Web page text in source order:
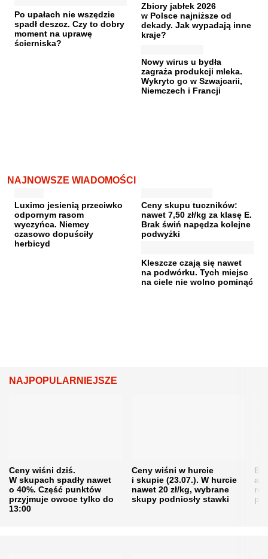
Po upałach nie wszędzie
spadł deszcz. Czy to dobry
moment na uprawę
ścierniska?
Zbiory jabłek 2026
w Polsce najniższe od
dekady. Jak wypadają inne
kraje?
Nowy wirus u bydła
zagraża produkcji mleka.
Wykryto go w Szwajcarii,
Niemczech i Francji
NAJNOWSZE WIADOMOŚCI
Luximo jesienią przeciwko
odpornym rasom
wyczyńca. Niemcy
czasowo dopuściły
herbicyd
Ceny skupu tuczników:
nawet 7,50 zł/kg za klasę E.
Brak świń napędza kolejne
podwyżki
Kleszcze czają się nawet
na podwórku. Tych miejsc
na ciele nie wolno pominąć
NAJPOPULARNIEJSZE
Ceny wiśni dziś.
W skupach spadły nawet
o 40%. Część punktów
przyjmuje owoce tylko do
13:00
Ceny wiśni w hurcie
i skupie (23.07.). W hurcie
nawet 20 zł/kg, wybrane
skupy podniosły stawki